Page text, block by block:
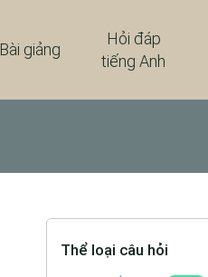
Hỏi đáp
tiếng Anh
Bài giảng
Thể loại câu hỏi